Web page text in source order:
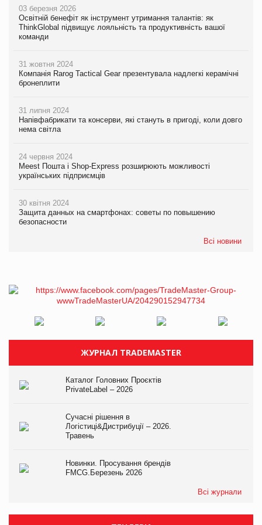
03 березня 2026
Освітній бенефіт як інструмент утримання талантів: як
ThinkGlobal підвищує лояльність та продуктивність вашої
команди
31 жовтня 2024
Компанія Rarog Tactical Gear презентувала надлегкі керамічні
бронеплити
31 липня 2024
Напівфабрикати та консерви, які стануть в пригоді, коли довго
нема світла
24 червня 2024
Meest Пошта і Shop-Express розширюють можливості
українських підприємців
30 квітня 2024
Защита данных на смартфонах: советы по повышению
безопасности
Всі новини
ЖУРНАЛ TRADEMASTER
Каталог Головних Проєктів
PrivateLabel – 2026
Сучасні рішення в
Логістиці&Дистрибуції – 2026.
Травень
Новинки. Просування брендів
FMCG.Березень 2026
Всі журнали